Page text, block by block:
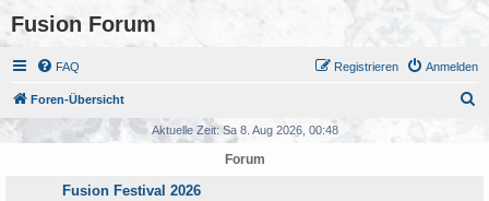
Fusion Forum
FAQ Anmelden
Registrieren
Foren-Übersicht
Aktuelle Zeit: Sa 8. Aug 2026, 00:48
Forum
Fusion Festival 2026